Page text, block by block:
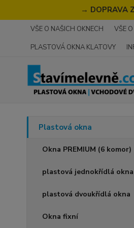
→ DOPRAVA
VŠE O NAŠICH OKNECH VŠE
PLASTOVÁ OKNA KLATOVY
Plastová okna
Okna PREMIUM (6 komor)
plastová jednokřídlá okna
plastová dvoukřídlá okna
Okna fixní